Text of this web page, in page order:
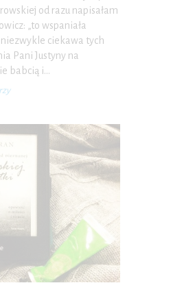
od razu napisałam
„to wspaniała
niezwykle ciekawa tych
Pani Justyny na
babcią i…